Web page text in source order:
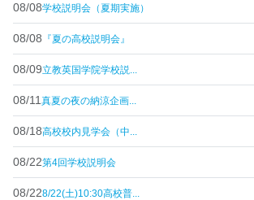
08/08学校説明会（夏期実施）
08/08 『夏の高校説明会』
08/09立教英国学院学校説...
08/11 真夏の夜の納涼企画...
08/18高校校内見学会（中...
08/22第4回学校説明会
08/228/22(土)10:30高校普...